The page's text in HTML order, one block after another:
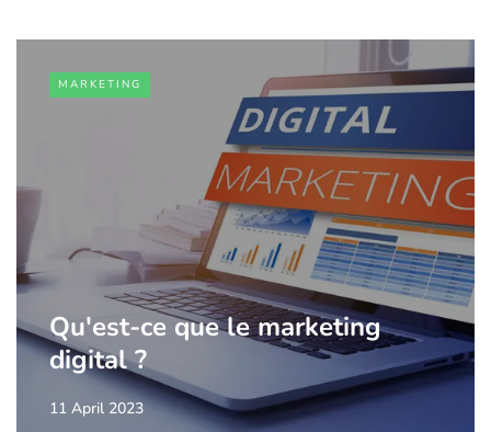
MARKETING
Qu'est-ce que le marketing
digital ?
11 April 2023